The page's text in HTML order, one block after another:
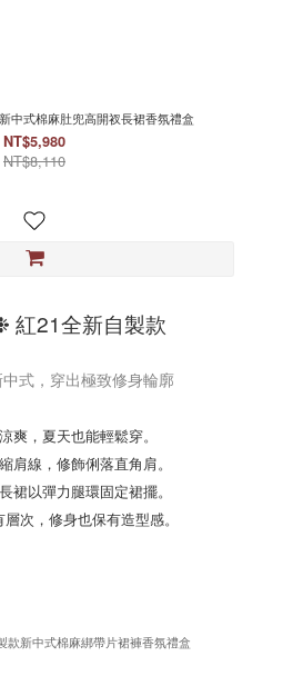
中式棉麻肚兜高開衩長裙香氛禮盒
NT$5,980
NT$8,110
紅21全新自製款
式，穿出極致修身輪廓
爽，夏天也能輕鬆穿。
肩線，修飾俐落直角肩。
裙以彈力腿環固定裙擺。
次，修身也保有造型感。